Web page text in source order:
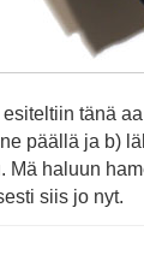
tänä
päällä ja b)
Mä haluun
siis jo nyt.